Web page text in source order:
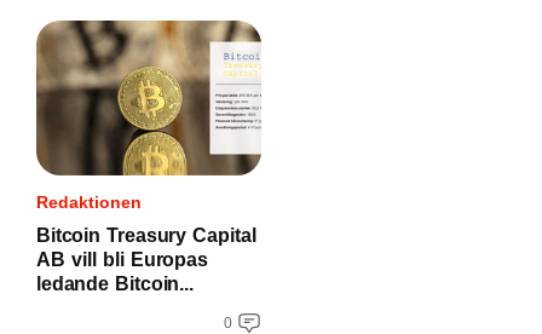
Redaktionen
Bitcoin Treasury Capital
AB vill bli Europas
ledande Bitcoin...
0